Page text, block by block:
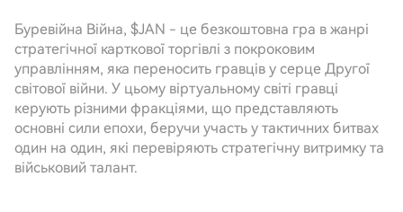
Буревійна Війна, $JAN - це безкоштовна гра в жанрі
стратегічної карткової торгівлі з покроковим
управлінням, яка переносить гравців у серце Другої
світової війни. У цьому віртуальному світі гравці
керують різними фракціями, що представляють
основні сили епохи, беручи участь у тактичних битвах
один на один, які перевіряють стратегічну витримку та
військовий талант.